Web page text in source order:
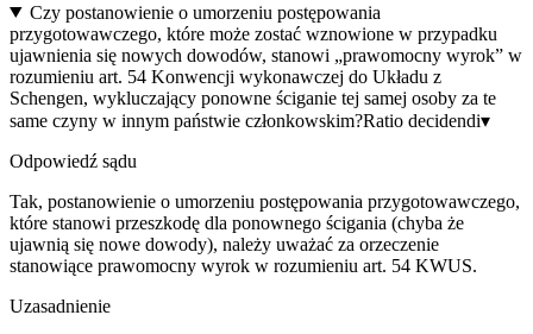
Czy postanowienie o umorzeniu postępowania
przygotowawczego, które może zostać wznowione w przypadku
ujawnienia się nowych dowodów, stanowi „prawomocny wyrok” w
rozumieniu art. 54 Konwencji wykonawczej do Układu z
Schengen, wykluczający ponowne ściganie tej samej osoby za te
same czyny w innym państwie członkowskim?Ratio decidendi▾
Odpowiedź sądu
Tak, postanowienie o umorzeniu postępowania przygotowawczego,
które stanowi przeszkodę dla ponownego ścigania (chyba że
ujawnią się nowe dowody), należy uważać za orzeczenie
stanowiące prawomocny wyrok w rozumieniu art. 54 KWUS.
Uzasadnienie